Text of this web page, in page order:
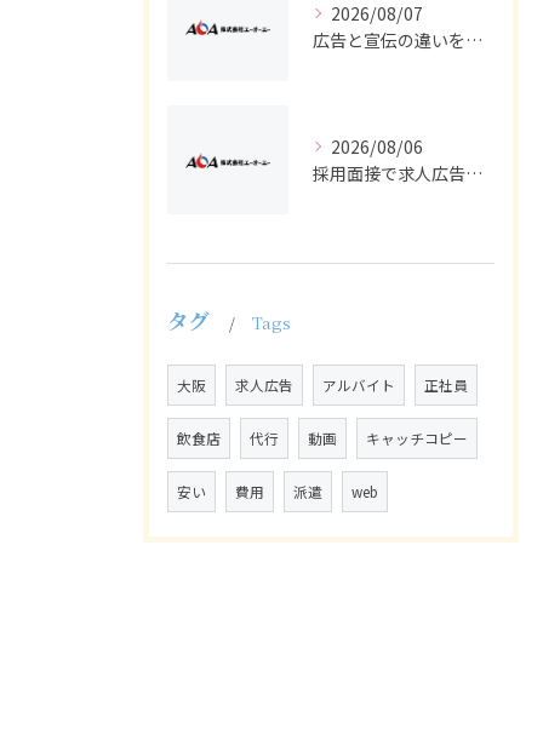
2026/08/07
広告と宣伝の違いを押さえた採用求人戦略とバイト正社員獲得の実務ポイント
2026/08/06
採用面接で求人広告からバイト・正社員適材を見抜く質問設計と受け答え対策
タグ Tags
大阪 求人広告 アルバイト 正社員
飲食店 代行 動画 キャッチコピー
安い 費用 派遣 web